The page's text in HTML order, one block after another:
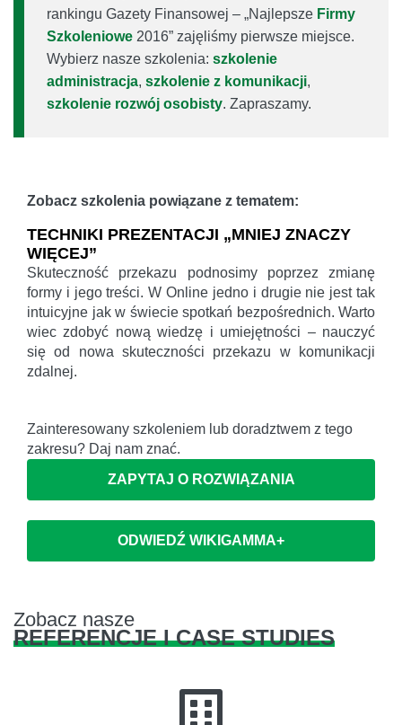
rankingu Gazety Finansowej – „Najlepsze Firmy
Szkoleniowe 2016” zajęliśmy pierwsze miejsce.
Wybierz nasze szkolenia: szkolenie
administracja, szkolenie z komunikacji,
szkolenie rozwój osobisty. Zapraszamy.
Zobacz szkolenia powiązane z tematem:
TECHNIKI PREZENTACJI „MNIEJ ZNACZY
WIĘCEJ”
Skuteczność przekazu podnosimy poprzez zmianę
formy i jego treści. W Online jedno i drugie nie jest tak
intuicyjne jak w świecie spotkań bezpośrednich. Warto
wiec zdobyć nową wiedzę i umiejętności – nauczyć
się od nowa skuteczności przekazu w komunikacji
zdalnej.
Zainteresowany szkoleniem lub doradztwem z tego
zakresu? Daj nam znać.
ZAPYTAJ O ROZWIĄZANIA
ODWIEDŹ WIKIGAMMA+
Zobacz nasze
REFERENCJE I CASE STUDIES